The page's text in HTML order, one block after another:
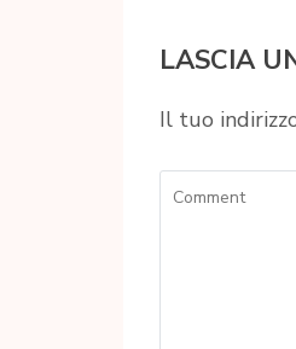
LASCIA
Il tuo
Comment